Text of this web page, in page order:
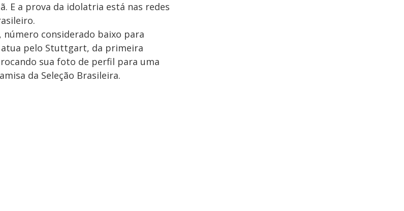
E a prova da idolatria está nas redes
considerado baixo para
pelo Stuttgart, da primeira
sua foto de perfil para uma
da Seleção Brasileira.